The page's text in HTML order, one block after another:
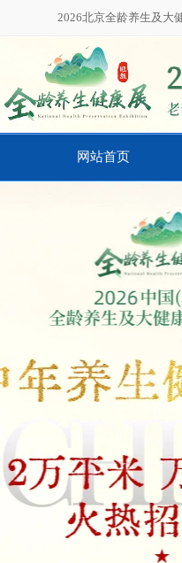
2026北京全龄养生及大
网站首页